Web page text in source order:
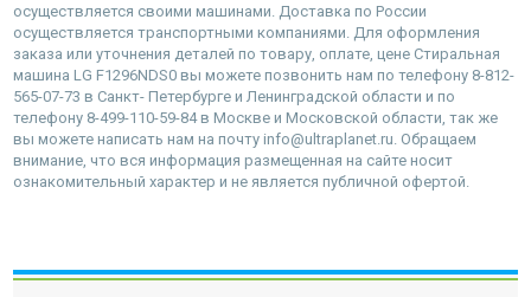
осуществляется своими машинами. Доставка по России
осуществляется транспортными компаниями. Для оформления
заказа или уточнения деталей по товару, оплате, цене Стиральная
машина LG F1296NDS0 вы можете позвонить нам по телефону 8-812-
565-07-73 в Санкт- Петербурге и Ленинградской области и по
телефону 8-499-110-59-84 в Москве и Московской области, так же
вы можете написать нам на почту info@ultraplanet.ru. Обращаем
внимание, что вся информация размещенная на сайте носит
ознакомительный характер и не является публичной офертой.
наверх